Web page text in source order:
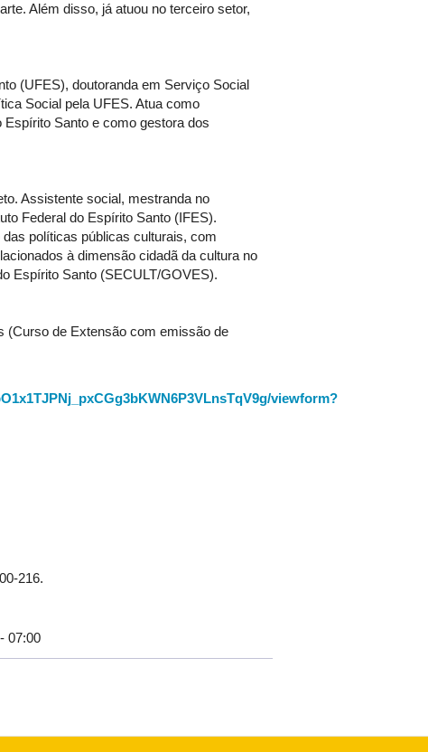
Além disso, já atuou no terceiro setor,
(UFES), doutoranda em Serviço Social
Social pela UFES. Atua como
Santo e como gestora dos
Assistente social, mestranda no
Federal do Espírito Santo (IFES).
políticas públicas culturais, com
à dimensão cidadã da cultura no
Espírito Santo (SECULT/GOVES).
(Curso de Extensão com emissão de
viewform?
216.
07:00